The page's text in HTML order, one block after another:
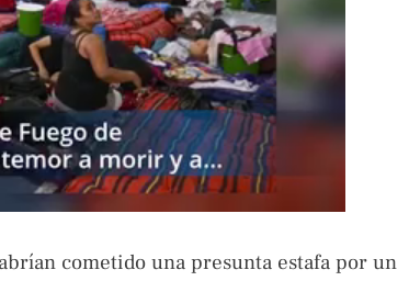
cometido una presunta estafa por un